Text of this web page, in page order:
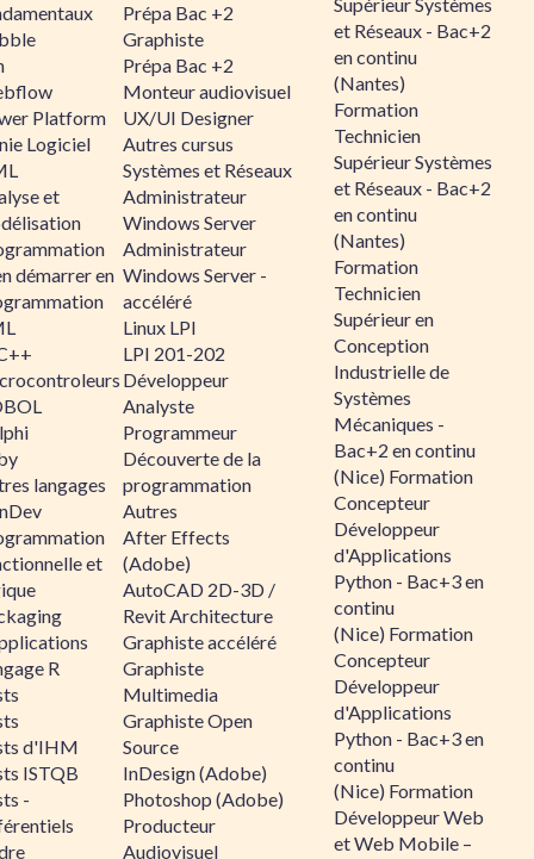
Platform
Logiciel
et
démarrer en
langages
et
R
d'IHM
ISTQB
-
Prépa Bac +2
Graphiste
Prépa Bac +2
Monteur audiovisuel
UX/UI Designer
Autres cursus
Systèmes et Réseaux
Administrateur
Windows Server
Administrateur
Windows Server -
accéléré
Linux LPI
LPI 201-202
Développeur
Analyste
Programmeur
Découverte de la
programmation
Autres
After Effects
(Adobe)
AutoCAD 2D-3D /
Revit Architecture
Graphiste accéléré
Graphiste
Multimedia
Graphiste Open
Source
InDesign (Adobe)
Photoshop (Adobe)
Producteur
Audiovisuel
et Réseaux - Bac+2
en continu
(Nantes)
Formation
Technicien
Supérieur Systèmes
et Réseaux - Bac+2
en continu
(Nantes)
Formation
Technicien
Supérieur en
Conception
Industrielle de
Systèmes
Mécaniques -
Bac+2 en continu
(Nice) Formation
Concepteur
Développeur
d'Applications
Python - Bac+3 en
continu
(Nice) Formation
Concepteur
Développeur
d'Applications
Python - Bac+3 en
continu
(Nice) Formation
Développeur Web
et Web Mobile –